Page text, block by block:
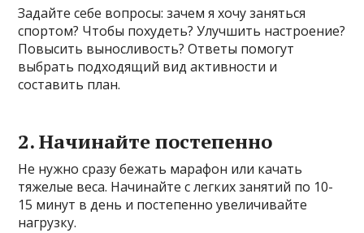
Задайте себе вопросы: зачем я хочу заняться
спортом? Чтобы похудеть? Улучшить настроение?
Повысить выносливость? Ответы помогут
выбрать подходящий вид активности и
составить план.
2. Начинайте постепенно
Не нужно сразу бежать марафон или качать
тяжелые веса. Начинайте с легких занятий по 10-
15 минут в день и постепенно увеличивайте
нагрузку.